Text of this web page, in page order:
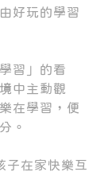
好玩的學習
習」的看
中主動觀
在學習，便
。
子在家快樂互